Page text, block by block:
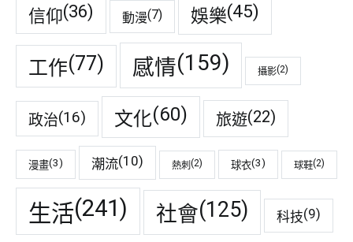
信仰(36) 動漫(7) 娛樂(45)
工作(77) 感情(159) 攝影(2)
政治(16) 文化(60) 旅遊(22)
漫畫(3) 潮流(10) 熱刺 (2) 球衣(3) 球鞋(2)
生活(241) 社會(125) 科技(9)